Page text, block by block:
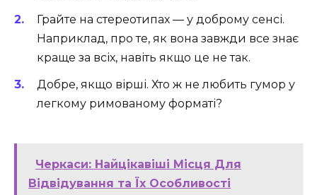
Грайте на стереотипах — у доброму сенсі.
Наприклад, про те, як вона завжди все знає
краще за всіх, навіть якщо це не так.
Добре, якщо вірші. Хто ж не любить гумор у
легкому римованому форматі?
Черкаси: Найцікавіші Місця Для
Відвідування та Їх Особливості